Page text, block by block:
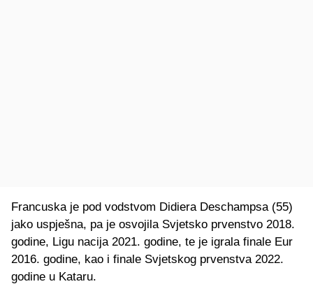
Francuska je pod vodstvom Didiera Deschampsa (55)
jako uspješna, pa je osvojila Svjetsko prvenstvo 2018.
godine, Ligu nacija 2021. godine, te je igrala finale Eur
2016. godine, kao i finale Svjetskog prvenstva 2022.
godine u Kataru.